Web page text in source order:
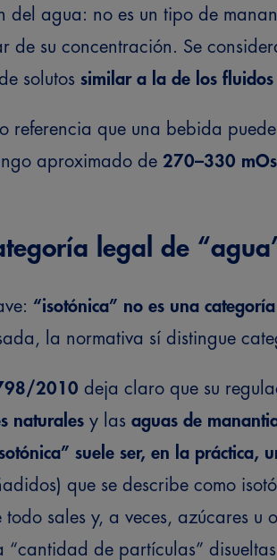
del agua: no es un tipo de
de su concentración. Se
solutos similar a la de los
referencia que una bebida
aproximado de 270–330
legal de
“isotónica” no es una
la normativa sí distingue
2010 deja claro que su
naturales y las aguas de
suele ser, en la práctica,
que se describe como
todo sales y, a veces, azúcares u
“cantidad de partículas”